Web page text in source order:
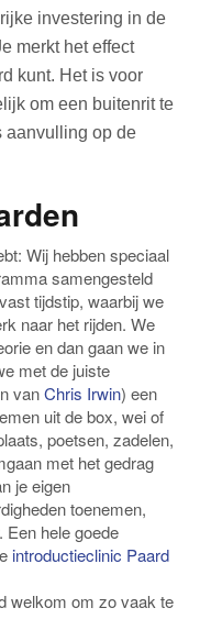
investering in de
merkt het effect
kunt. Het is voor
om een buitenrit te
aanvulling op de
Wij hebben speciaal
samengesteld
tijdstip, waarbij we
naar het rijden. We
en dan gaan we in
met de juiste
vanChris Irwin) een
uit de box, wei of
poetsen, zadelen,
met het gedrag
je eigen
toenemen,
Een hele goede
introductieclinic Paard
welkom om zo vaak te